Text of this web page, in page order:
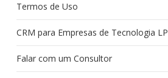
Termos de Uso
CRM para Empresas de Tecnologia LP
Falar com um Consultor